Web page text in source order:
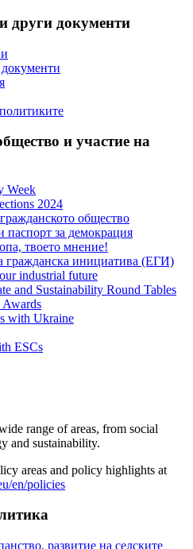
други документи
и участие на
Week
2024
общество
паспорт за демокрация
твоето мнение!
гражданска инициатива (ЕГИ)
industrial future
and Sustainability Round Tables
with Ukraine
ESCs
range of areas, from social
and sustainability.
areas and policy highlights at
en/policies
развитие на селските